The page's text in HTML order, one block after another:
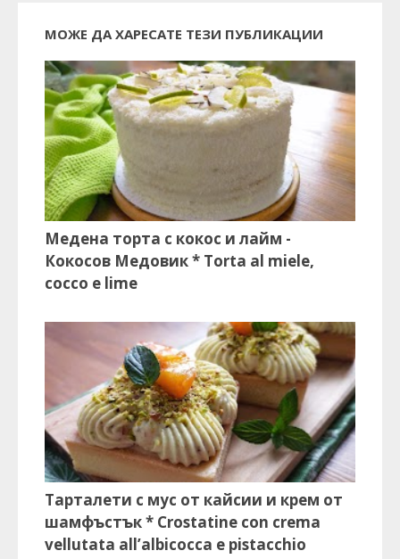
МОЖЕ ДА ХАРЕСАТЕ ТЕЗИ ПУБЛИКАЦИИ
Медена торта с кокос и лайм -
Кокосов Медовик * Torta al miele,
cocco e lime
Тарталети с мус от кайсии и крем от
шамфъстък * Crostatine con crema
vellutata all’albicocca e pistacchio